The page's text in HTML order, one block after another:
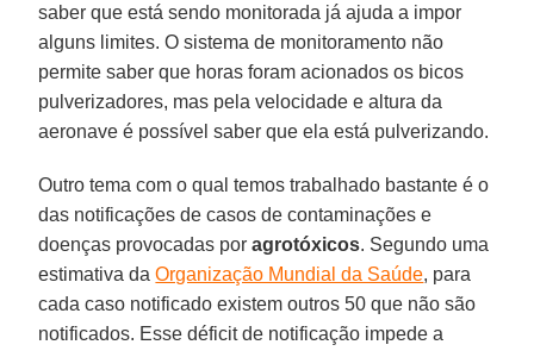
saber que está sendo monitorada já ajuda a impor
alguns limites. O sistema de monitoramento não
permite saber que horas foram acionados os bicos
pulverizadores, mas pela velocidade e altura da
aeronave é possível saber que ela está pulverizando.
Outro tema com o qual temos trabalhado bastante é o
das notificações de casos de contaminações e
doenças provocadas poragrotóxicos. Segundo uma
estimativa daOrganização Mundial da Saúde, para
cada caso notificado existem outros 50 que não são
notificados. Esse déficit de notificação impede a